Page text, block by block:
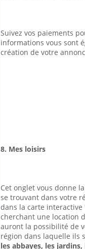
Suivez vos paiements
informations vous sont
création de votre
8. Mes loisirs
Cet onglet vous donne
se trouvant dans votre
dans la carte
cherchant une location
auront la possibilité de
région dans laquelle ils
les abbayes, les